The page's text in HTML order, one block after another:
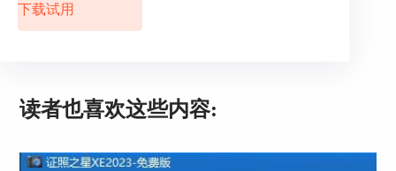
下载试用
读者也喜欢这些内容: